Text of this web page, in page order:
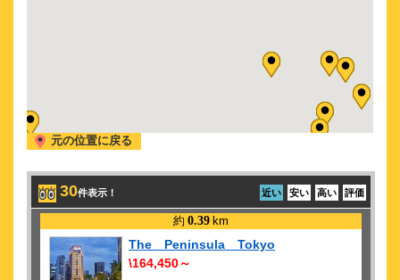
古川雄大 The Greatest Concert vol.3 Man of the Stage
古川雄大 The Greatest Concert vol.3 Man of the Stage
古川雄大 The Greatest Concert vol.3 Man of the Stage
2026/ 9/14 (月)
古川雄大 The Greatest Concert vol.3 Man of the Stage
2026/ 9/16 (水)
古川雄大 The Greatest Concert vol.3 Man of the Stage
2026/ 9/17 (木)
古川雄大 The Greatest Concert vol.3 Man of the Stage
元の位置に戻る
30件表示！ 近い 安い 高い 評価
約 0.39 km
The Peninsula Tokyo
\164,450～